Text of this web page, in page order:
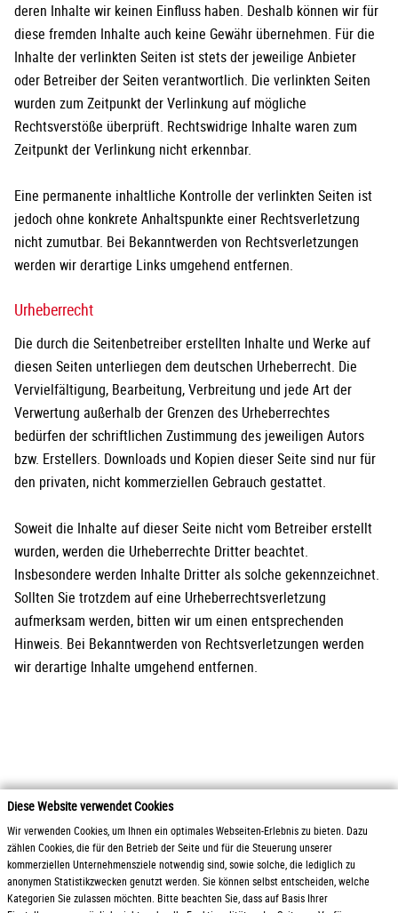
Diese Website verwendet Cookies
Wir verwenden Cookies, um Ihnen ein optimales Webseiten-Erlebnis zu bieten. Dazu
zählen Cookies, die für den Betrieb der Seite und für die Steuerung unserer
kommerziellen Unternehmensziele notwendig sind, sowie solche, die lediglich zu
anonymen Statistikzwecken genutzt werden. Sie können selbst entscheiden, welche
Kategorien Sie zulassen möchten. Bitte beachten Sie, dass auf Basis Ihrer
deren Inhalte wir keinen Einfluss haben. Deshalb können wir für
diese fremden Inhalte auch keine Gewähr übernehmen. Für die
Inhalte der verlinkten Seiten ist stets der jeweilige Anbieter
oder Betreiber der Seiten verantwortlich. Die verlinkten Seiten
wurden zum Zeitpunkt der Verlinkung auf mögliche
Rechtsverstöße überprüft. Rechtswidrige Inhalte waren zum
Zeitpunkt der Verlinkung nicht erkennbar.
Eine permanente inhaltliche Kontrolle der verlinkten Seiten ist
jedoch ohne konkrete Anhaltspunkte einer Rechtsverletzung
nicht zumutbar. Bei Bekanntwerden von Rechtsverletzungen
werden wir derartige Links umgehend entfernen.
Urheberrecht
Die durch die Seitenbetreiber erstellten Inhalte und Werke auf
diesen Seiten unterliegen dem deutschen Urheberrecht. Die
Vervielfältigung, Bearbeitung, Verbreitung und jede Art der
Verwertung außerhalb der Grenzen des Urheberrechtes
bedürfen der schriftlichen Zustimmung des jeweiligen Autors
bzw. Erstellers. Downloads und Kopien dieser Seite sind nur für
den privaten, nicht kommerziellen Gebrauch gestattet.
Soweit die Inhalte auf dieser Seite nicht vom Betreiber erstellt
wurden, werden die Urheberrechte Dritter beachtet.
Insbesondere werden Inhalte Dritter als solche gekennzeichnet.
Sollten Sie trotzdem auf eine Urheberrechtsverletzung
aufmerksam werden, bitten wir um einen entsprechenden
Hinweis. Bei Bekanntwerden von Rechtsverletzungen werden
wir derartige Inhalte umgehend entfernen.
2026 Otto Zimmermann Maschinen- und Apparatebau GmbH
Produkte
Service
Downloads
AGB / Liefer- und
Zahlungsbedingungen
Gewinnspielrichtlinien